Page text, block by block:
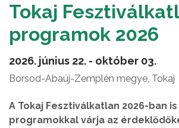
Tokaj
programok 2026
2026. június 22. - október 03.
Borsod-Abaúj-Zemplén megye, Tokaj
A Tokaj Fesztiválkatlan 2026-ban
programokkal várja az